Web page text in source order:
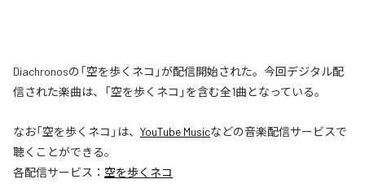
Diachronosの「空を歩くネコ」が配信開始された。今回デジタル配
信された楽曲は、「空を歩くネコ」を含む全1曲となっている。
なお「空を歩くネコ 」は、 YouTube Musicなどの音楽配信サービスで
聴くことができる。
各配信サービス： 空を歩くネコ